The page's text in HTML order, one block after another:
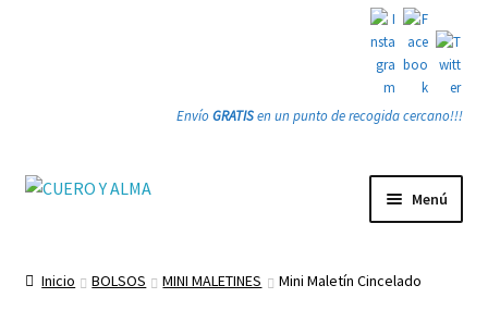
EnvíoGRATISen un punto de recogida cercano!!!
Ir
Ir
Menú
Inicio BOLSOS MINI MALETINES Mini Maletín Cincelado